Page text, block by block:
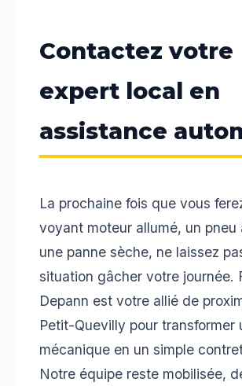
Contactez votre
expert local en
assistance
La prochaine fois que vous
voyant moteur allumé, un pneu
une panne sèche, ne laissez
situation gâcher votre journée.
Depann est votre allié de
Petit-Quevilly pour transformer
mécanique en un simple
Notre équipe reste mobilisée,